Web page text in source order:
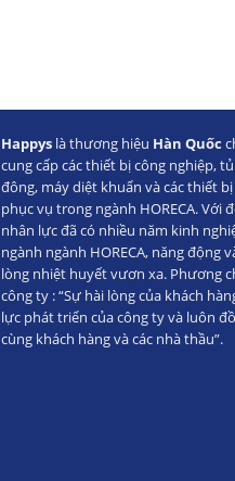
Happys là thương hiệu Hàn Quốc
cung cấp các thiết bị công nghiệp,
đông, máy diệt khuẩn và các thiết
phục vụ trong ngành HORECA. Với
nhân lực đã có nhiều năm kinh
ngành ngành HORECA, năng động
lòng nhiệt huyết vươn xa. Phương
công ty : “Sự hài lòng của khách
lực phát triển của công ty và luôn
cùng khách hàng và các nhà thầu”.